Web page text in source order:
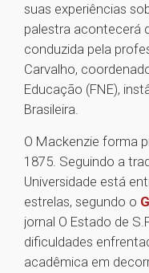
suas experiências
palestra acontecerá
conduzida pela
Carvalho,
Educação (FNE),
Brasileira.
O Mackenzie forma
1875. Seguindo a
Universidade está
estrelas, segundo o
jornal O Estado de
dificuldades
acadêmica em